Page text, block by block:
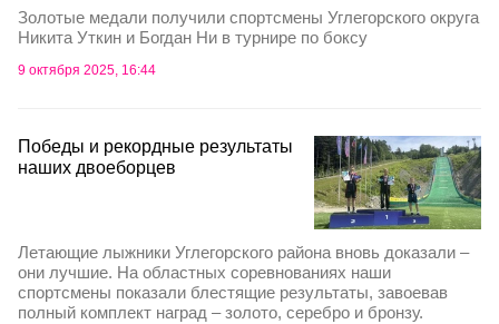
Золотые медали получили спортсмены Углегорского округа
Никита Уткин и Богдан Ни в турнире по боксу
9 октября 2025, 16:44
Победы и рекордные результаты
наших двоеборцев
Летающие лыжники Углегорского района вновь доказали –
они лучшие. На областных соревнованиях наши
спортсмены показали блестящие результаты, завоевав
полный комплект наград – золото, серебро и бронзу.